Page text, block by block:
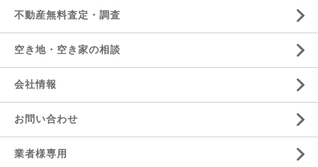
不動産無料査定・調査
空き地・空き家の相談
会社情報
お問い合わせ
業者様専用